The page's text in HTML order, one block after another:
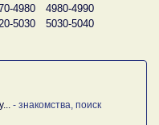
4980
4980-4990
5030
5030-5040
- знакомства, поиск